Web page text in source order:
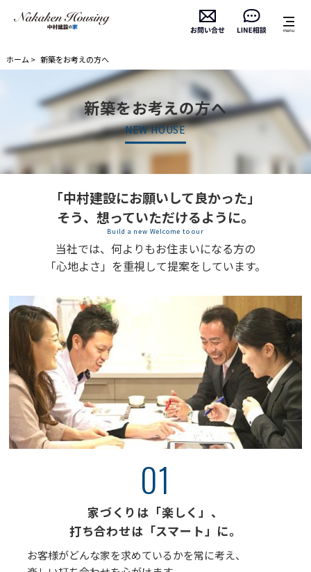
新築をお考えの方へ
NEW HOUSE
ホーム 新築をお考えの方へ
「中村建設にお願いして良かった」
そう、想っていただけるように。
Build a new Welcome to our
当社では、何よりもお住まいになる方の
「心地よさ」を重視して提案をしています。
01
家づくりは「楽しく」、
打ち合わせは「スマート」に。
お客様がどんな家を求めているかを常に考え、